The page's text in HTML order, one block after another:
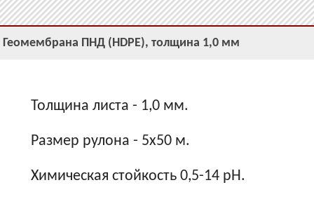
Геомембрана ПНД (HDPE), толщина 1,0 мм
Толщина листа - 1,0 мм.
Размер рулона - 5х50 м.
Химическая стойкость 0,5-14 рН.